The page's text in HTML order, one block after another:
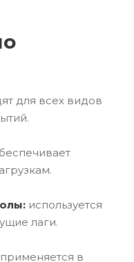
для всех видов
используется
лаги.
применяется в